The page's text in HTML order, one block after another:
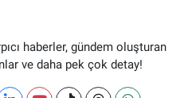
haberler, gündem oluşturan
ve daha pek çok detay!